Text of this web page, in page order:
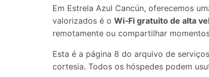
Em Estrela Azul Cancún, oferecemos
valorizados é o Wi‑Fi gratuito de alta
remotamente ou compartilhar
Esta é a página 8 do arquivo de
cortesia. Todos os hóspedes podem